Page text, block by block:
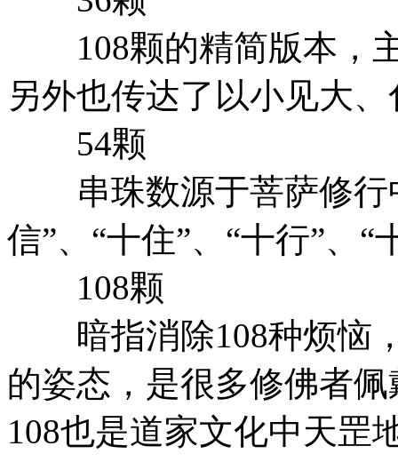
108颗的精简版本，主
另外也传达了以小见大
54颗
串珠数源于菩萨修行
信”、“十住”、“十行”、“
108颗
暗指消除108种烦恼，
的姿态，是很多修佛者
108也是道家文化中天罡